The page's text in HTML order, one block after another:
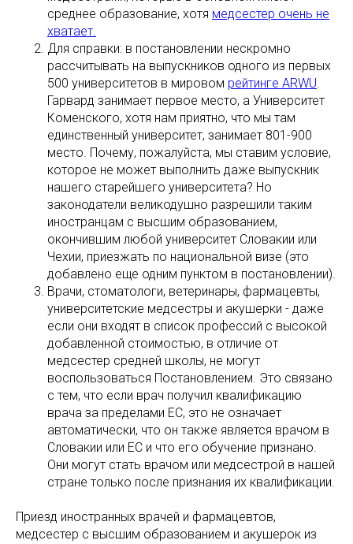
среднее образование, хотя медсестер очень не
хватает.
Для справки: в постановлении нескромно
рассчитывать на выпускников одного из первых
500 университетов в мировом рейтинге ARWU.
Гарвард занимает первое место, а Университет
Коменского, хотя нам приятно, что мы там
единственный университет, занимает 801-900
место. Почему, пожалуйста, мы ставим условие,
которое не может выполнить даже выпускник
нашего старейшего университета? Но
законодатели великодушно разрешили таким
иностранцам с высшим образованием,
окончившим любой университет Словакии или
Чехии, приезжать по национальной визе (это
добавлено еще одним пунктом в постановлении).
Врачи, стоматологи, ветеринары, фармацевты,
университетские медсестры и акушерки - даже
если они входят в список профессий с высокой
добавленной стоимостью, в отличие от
медсестер средней школы, не могут
воспользоваться Постановлением. Это связано
с тем, что если врач получил квалификацию
врача за пределами ЕС, это не означает
автоматически, что он также является врачом в
Словакии или ЕС и что его обучение признано.
Они могут стать врачом или медсестрой в нашей
стране только после признания их квалификации.
Приезд иностранных врачей и фармацевтов,
медсестер с высшим образованием и акушерок из